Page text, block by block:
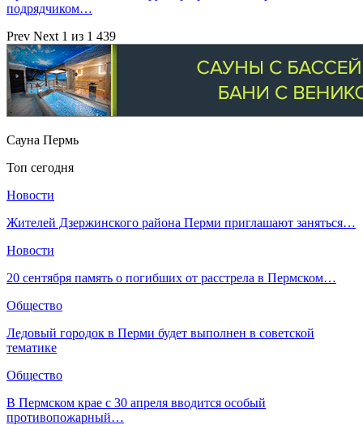
подрядчиком…
Prev Next 1 из 1 439
Сауна Пермь
Топ сегодня
Новости
Жителей Дзержинского района Перми приглашают заняться…
Новости
20 сентября память о погибших от расстрела в Пермском…
Общество
Ледовый городок в Перми будет выполнен в советской
тематике
Общество
В Пермском крае с 30 апреля вводится особый
противопожарный…